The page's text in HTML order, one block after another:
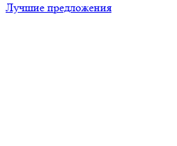
Лучшие предложения